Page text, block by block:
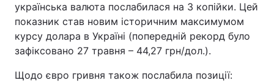
українська валюта послабилася на 3 копійки. Цей
показник став новим історичним максимумом
курсу долара в Україні (попередній рекорд було
зафіксовано 27 травня – 44,27 грн/дол.).
Щодо євро гривня також послабила позиції: